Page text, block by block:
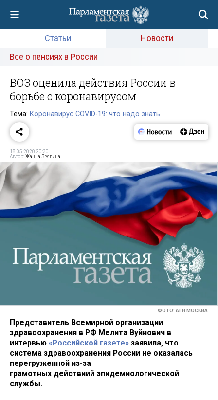
Статьи
Новости
Все о пенсиях в России
ВОЗ оценила действия России в
борьбе с коронавирусом
Тема: Коронавирус COVID-19: что надо знать
18.05.2020 20:30
Автор:Жанна Звягина
ФОТО: АГН МОСКВА
Представитель Всемирной организации
здравоохранения в РФ Мелита Вуйнович в
интервью «Российской газете» заявила, что
система здравоохранения России не оказалась
перегруженной из-за
грамотных действиий эпидемиологической
службы.